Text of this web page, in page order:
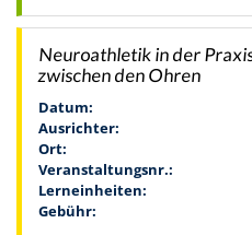
Neuroathletik in der
zwischen den Ohren
Datum:
Ausrichter:
Ort:
Veranstaltungsnr.:
Lerneinheiten:
Gebühr: